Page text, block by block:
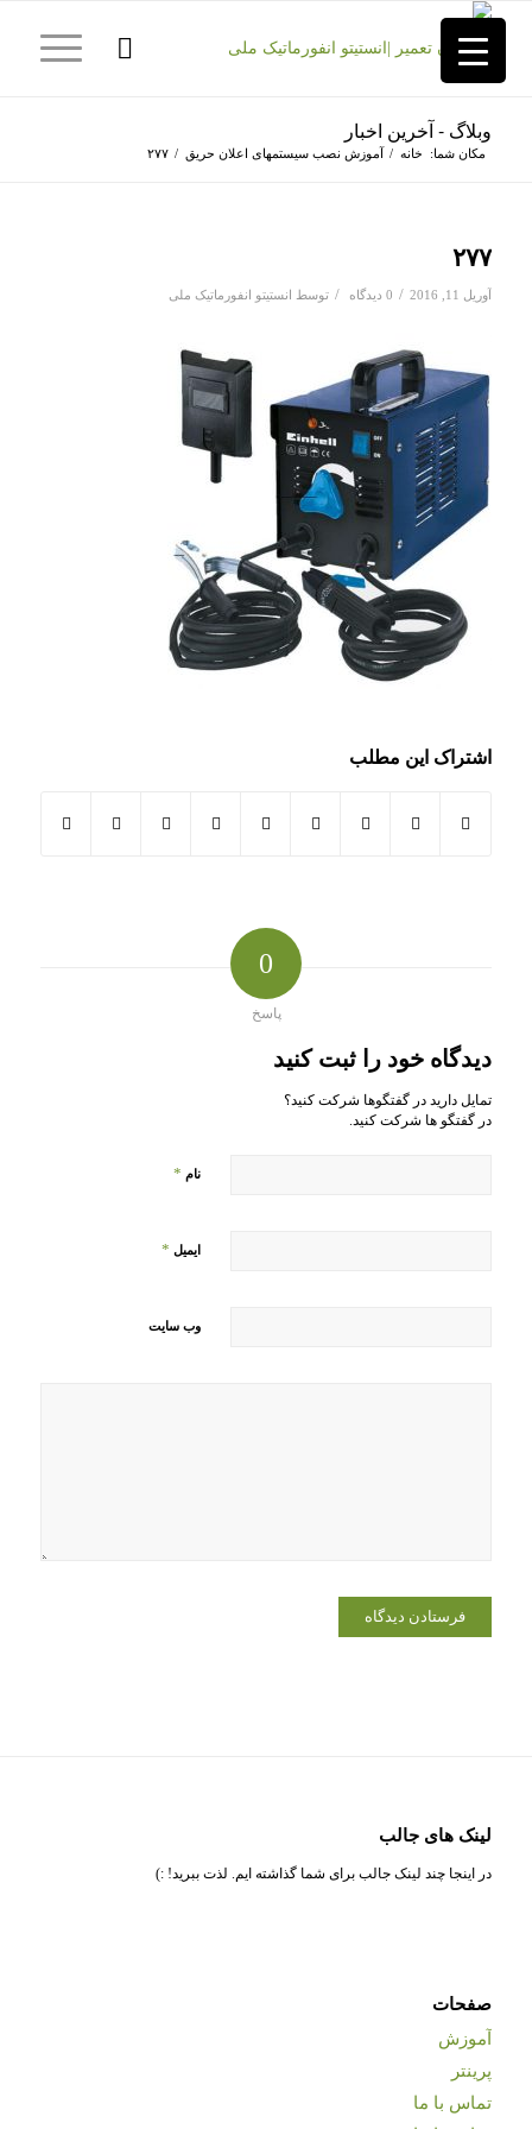
وبلاگ - آخرین اخبار
مکان شما: خانه / آموزش نصب سیستمهای اعلان حریق / ۲۷۷
۲۷۷
آوریل 11, 2016 / 0 دیدگاه / توسط انستیتو انفورماتیک ملی
اشتراک این مطلب
0
پاسخ
دیدگاه خود را ثبت کنید
تمایل دارید در گفتگوها شرکت کنید؟
در گفتگو ها شرکت کنید.
نام *
ایمیل *
وب‌ سایت
لینک های جالب
در اینجا چند لینک جالب برای شما گذاشته ایم. لذت ببرید! :)
صفحات
آموزش
پرینتر
تماس با ما